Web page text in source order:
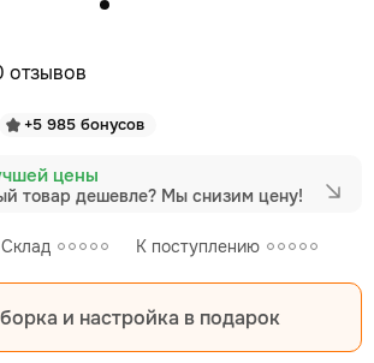
отзывов
Склад К поступлению
+5 985 бонусов
цены
товар дешевле? Мы снизим цену!
и настройка в подарок